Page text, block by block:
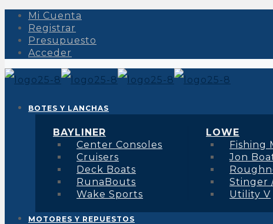
Mi Cuenta
Registrar
Presupuesto
Acceder
BOTES Y LANCHAS
BAYLINER
Center Consoles
Cruisers
Deck Boats
RunaBouts
Wake Sports
LOWE
Fishing
Jon
Stinger
Utility V
MOTORES Y REPUESTOS